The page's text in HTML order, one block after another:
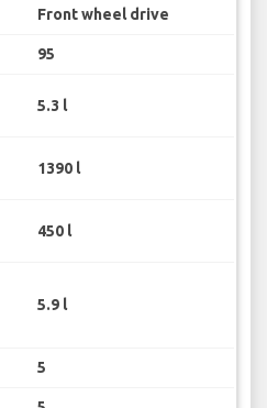
Front wheel drive
95
5.3 l
1390 l
450 l
5.9 l
5